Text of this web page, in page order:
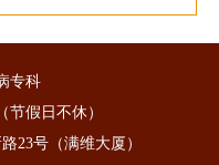
专科
节假日不休）
23号（满维大厦）